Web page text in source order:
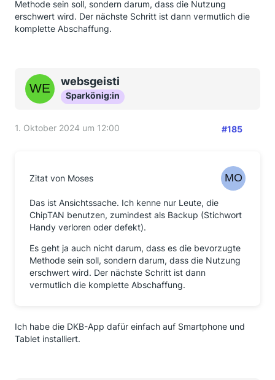
Methode sein soll, sondern darum, dass die Nutzung
erschwert wird. Der nächste Schritt ist dann vermutlich die
komplette Abschaffung.
websgeisti
Sparkönig:in
1. Oktober 2024 um 12:00 #185
Zitat von Moses
Das ist Ansichtssache. Ich kenne nur Leute, die
ChipTAN benutzen, zumindest als Backup (Stichwort
Handy verloren oder defekt).
Es geht ja auch nicht darum, dass es die bevorzugte
Methode sein soll, sondern darum, dass die Nutzung
erschwert wird. Der nächste Schritt ist dann
vermutlich die komplette Abschaffung.
Ich habe die DKB-App dafür einfach auf Smartphone und
Tablet installiert.